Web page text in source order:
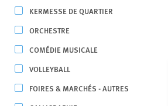
KERMESSE DE QUARTIER
ORCHESTRE
COMÉDIE MUSICALE
VOLLEYBALL
FOIRES & MARCHÉS - AUTRES